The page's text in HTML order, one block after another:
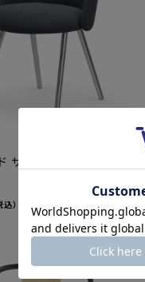
サイドチェア / F80 Iroko
込）